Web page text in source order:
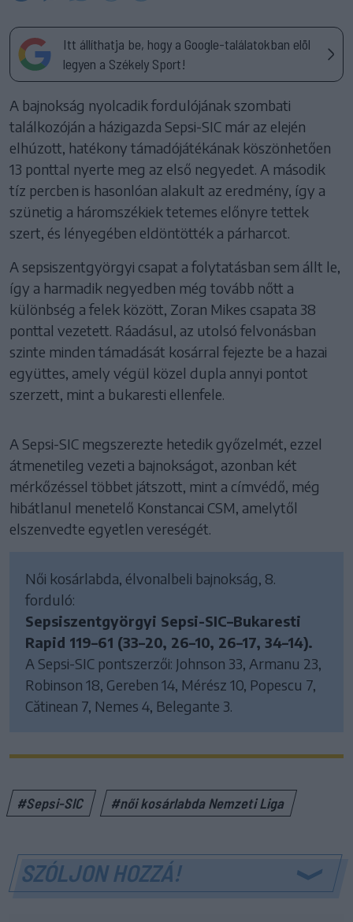
Itt állíthatja be, hogy a Google-találatokban elöl
legyen a Székely Sport!
A bajnokság nyolcadik fordulójának szombati
találkozóján a házigazda Sepsi-SIC már az elején
elhúzott, hatékony támadójátékának köszönhetően
13 ponttal nyerte meg az első negyedet. A második
tíz percben is hasonlóan alakult az eredmény, így a
szünetig a háromszékiek tetemes előnyre tettek
szert, és lényegében eldöntötték a párharcot.
A sepsiszentgyörgyi csapat a folytatásban sem állt le,
így a harmadik negyedben még tovább nőtt a
különbség a felek között, Zoran Mikes csapata 38
ponttal vezetett. Ráadásul, az utolsó felvonásban
szinte minden támadását kosárral fejezte be a hazai
együttes, amely végül közel dupla annyi pontot
szerzett, mint a bukaresti ellenfele.
A Sepsi-SIC megszerezte hetedik győzelmét, ezzel
átmenetileg vezeti a bajnokságot, azonban két
mérkőzéssel többet játszott, mint a címvédő, még
hibátlanul menetelő Konstancai CSM, amelytől
elszenvedte egyetlen vereségét.
Női kosárlabda, élvonalbeli bajnokság, 8.
forduló:
Sepsiszentgyörgyi Sepsi-SIC–Bukaresti
Rapid 119–61 (33–20, 26–10, 26–17, 34–14).
A Sepsi-SIC pontszerzői: Johnson 33, Armanu 23,
Robinson 18, Gereben 14, Mérész 10, Popescu 7,
Cătinean 7, Nemes 4, Belegante 3.
#Sepsi-SIC #női kosárlabda Nemzeti Liga
SZÓLJON HOZZÁ!